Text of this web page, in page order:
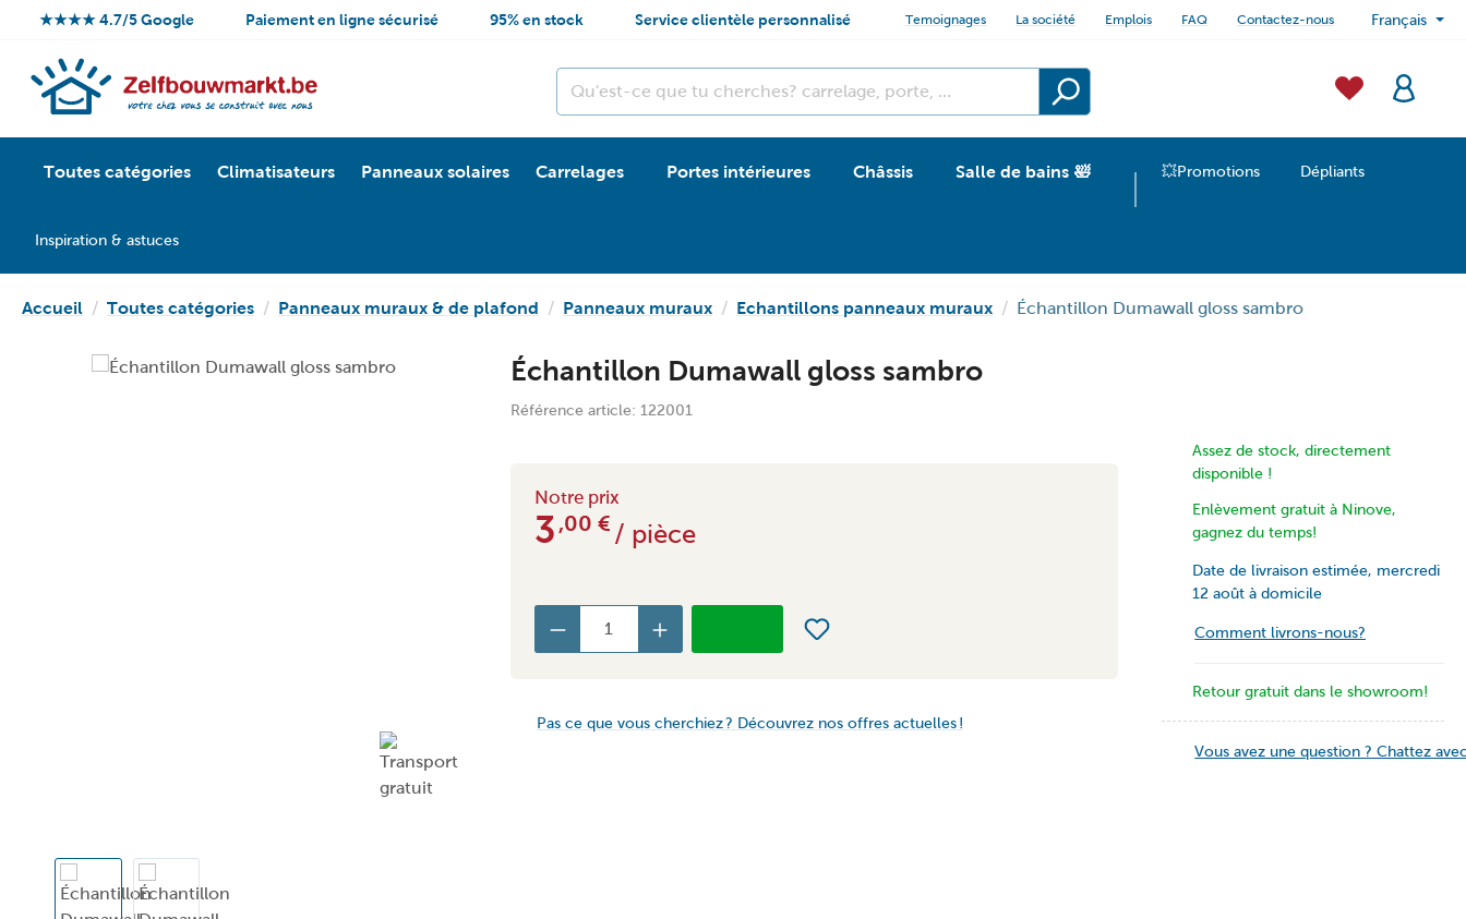
★★★★ 4.7/5 Google Paiement en ligne sécurisé 95% en stock Service clientèle personnalisé Temoignages La société Emplois FAQ Contactez-nous Français
Toutes catégories Climatisateurs Panneaux solaires Carrelages Portes intérieures Châssis Salle de bains 🛀 💥Promotions Dépliants
Inspiration & astuces
Accueil Toutes catégories Panneaux muraux & de plafond Panneaux muraux Echantillons panneaux muraux Échantillon Dumawall gloss sambro
Échantillon Dumawall gloss sambro
Référence article: 122001
Notre prix
3 ,00 €/ pièce
Pas ce que vous cherchiez ? Découvrez nos offres actuelles !
Assez de stock, directement
disponible !
Enlèvement gratuit à Ninove,
gagnez du temps!
Date de livraison estimée, mercredi
12 août à domicile
Comment livrons-nous?
Retour gratuit dans le showroom!
Vous avez une question ? Chattez